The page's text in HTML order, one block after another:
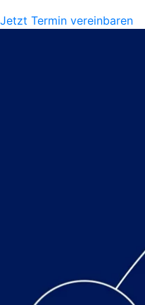
Jetzt Termin vereinbaren